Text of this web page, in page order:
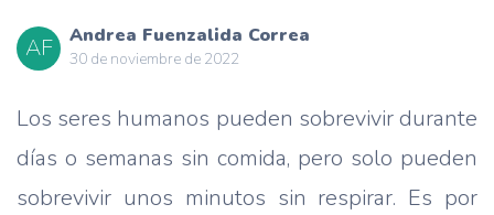
AF Andrea Fuenzalida Correa
30 de noviembre de 2022
Los seres humanos pueden sobrevivir durante
días o semanas sin comida, pero solo pueden
sobrevivir unos minutos sin respirar. Es por